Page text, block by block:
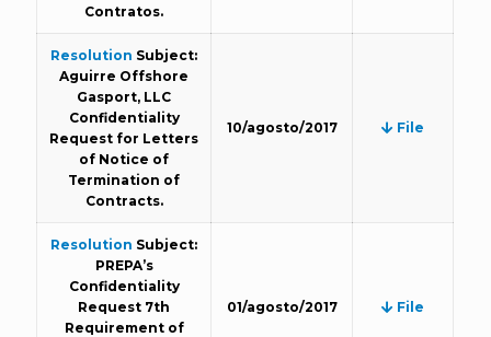
Contratos.
Resolution Subject:
Aguirre Offshore
Gasport, LLC
Confidentiality
Request for Letters
of Notice of
Termination of
Contracts.
10/agosto/2017 File
Resolution Subject:
PREPA’s
Confidentiality
Request 7th
Requirement of
01/agosto/2017 File